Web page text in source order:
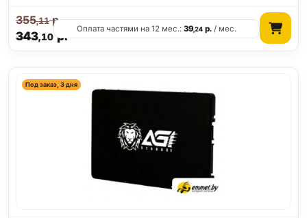
343,10р.
355,11р.
Оплата частями на 12 мес.:39,24 р. / мес.
Под заказ, 3 дня